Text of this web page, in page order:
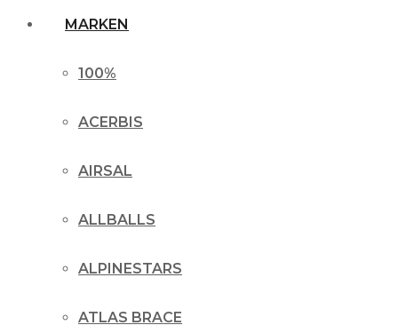
MARKEN
100%
ACERBIS
AIRSAL
ALLBALLS
ALPINESTARS
ATLAS BRACE